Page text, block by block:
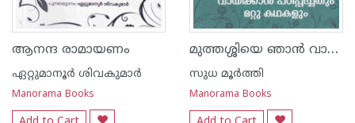
ആനന്ദ രാമായണം
ഏറ്റുമാനൂര്‍ ശിവകുമാര്‍
Manorama Books
മുത്തശ്ശിയെ ഞാൻ വായിക്കാൻ പഠിപ്പിച്ചതും മറ്റു കഥകളും
സുധ മൂര്‍ത്തി
Manorama Books